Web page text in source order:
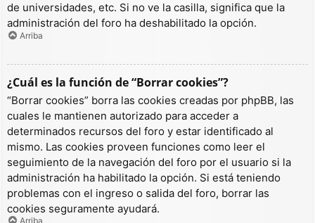
de universidades, etc. Si no ve la casilla, significa que la
administración del foro ha deshabilitado la opción.
Arriba
¿Cuál es la función de “Borrar cookies”?
“Borrar cookies” borra las cookies creadas por phpBB, las
cuales le mantienen autorizado para acceder a
determinados recursos del foro y estar identificado al
mismo. Las cookies proveen funciones como leer el
seguimiento de la navegación del foro por el usuario si la
administración ha habilitado la opción. Si está teniendo
problemas con el ingreso o salida del foro, borrar las
cookies seguramente ayudará.
Arriba